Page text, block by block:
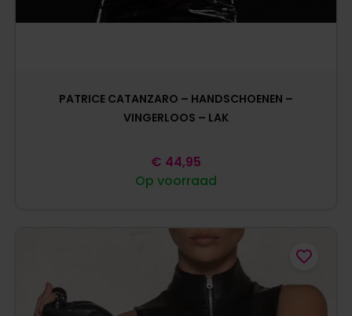
PATRICE CATANZARO – HANDSCHOENEN –
VINGERLOOS – LAK
Op voorraad
€ 44,95